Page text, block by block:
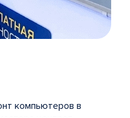
компьютеров в